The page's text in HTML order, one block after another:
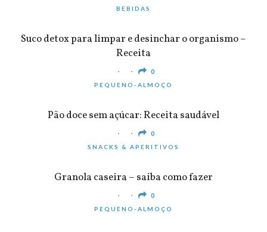
BEBIDAS
Suco detox para limpar e desinchar o organismo –
Receita
0
PEQUENO-ALMOÇO
Pão doce sem açúcar: Receita saudável
0
SNACKS & APERITIVOS
Granola caseira – saiba como fazer
0
PEQUENO-ALMOÇO